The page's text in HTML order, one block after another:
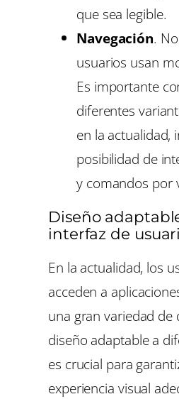
que sea legible.
Navegación.
usuarios usan
Es importante
diferentes
en la actualidad,
posibilidad de
y comandos por
Diseño
interfaz de
En la actualidad, los
acceden a
una gran variedad de
diseño adaptable a
es crucial para
experiencia visual